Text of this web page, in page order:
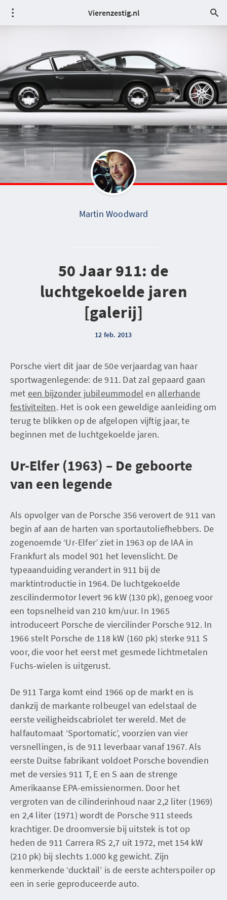
Vierenzestig.nl
Martin Woodward
50 Jaar 911: de
luchtgekoelde jaren
[galerij]
12 feb. 2013
Porsche viert dit jaar de 50e verjaardag van haar
sportwagenlegende: de 911. Dat zal gepaard gaan
met een bijzonder jubileummodel en allerhande
festiviteiten. Het is ook een geweldige aanleiding om
terug te blikken op de afgelopen vijftig jaar, te
beginnen met de luchtgekoelde jaren.
Ur-Elfer (1963) – De geboorte
van een legende
Als opvolger van de Porsche 356 verovert de 911 van
begin af aan de harten van sportautoliefhebbers. De
zogenoemde ‘Ur-Elfer’ ziet in 1963 op de IAA in
Frankfurt als model 901 het levenslicht. De
typeaanduiding verandert in 911 bij de
marktintroductie in 1964. De luchtgekoelde
zescilindermotor levert 96 kW (130 pk), genoeg voor
een topsnelheid van 210 km/uur. In 1965
introduceert Porsche de viercilinder Porsche 912. In
1966 stelt Porsche de 118 kW (160 pk) sterke 911 S
voor, die voor het eerst met gesmede lichtmetalen
Fuchs-wielen is uitgerust.
De 911 Targa komt eind 1966 op de markt en is
dankzij de markante rolbeugel van edelstaal de
eerste veiligheidscabriolet ter wereld. Met de
halfautomaat ‘Sportomatic’, voorzien van vier
versnellingen, is de 911 leverbaar vanaf 1967. Als
eerste Duitse fabrikant voldoet Porsche bovendien
met de versies 911 T, E en S aan de strenge
Amerikaanse EPA-emissienormen. Door het
vergroten van de cilinderinhoud naar 2,2 liter (1969)
en 2,4 liter (1971) wordt de Porsche 911 steeds
krachtiger. De droomversie bij uitstek is tot op
heden de 911 Carrera RS 2,7 uit 1972, met 154 kW
(210 pk) bij slechts 1.000 kg gewicht. Zijn
kenmerkende ‘ducktail’ is de eerste achterspoiler op
een in serie geproduceerde auto.